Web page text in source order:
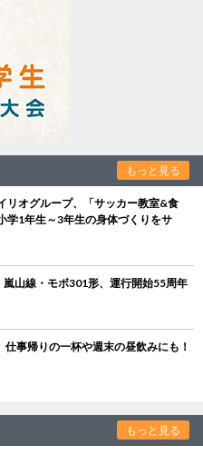
もっと見る
リオグループ、「サッカー教室&食
1年生～3年生の身体づくりをサ
山線・モボ301形、運行開始55周年
事帰りの一杯や週末の昼飲みにも！
もっと見る